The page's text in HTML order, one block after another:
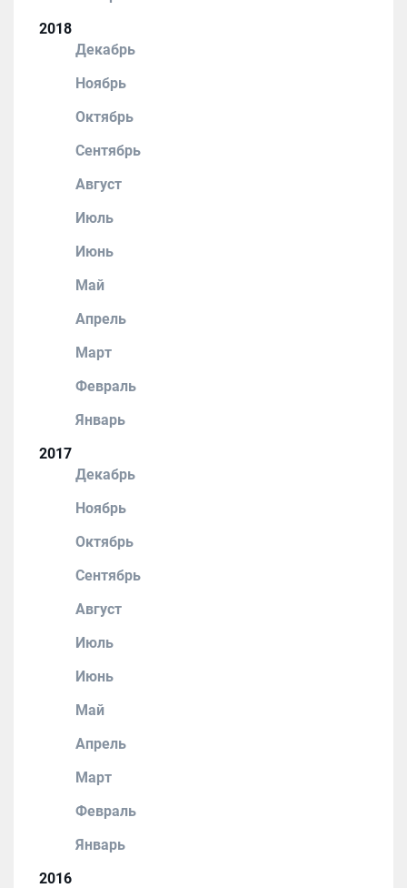
2018
Декабрь
Ноябрь
Октябрь
Сентябрь
Август
Июль
Июнь
Май
Апрель
Март
Февраль
Январь
2017
Декабрь
Ноябрь
Октябрь
Сентябрь
Август
Июль
Июнь
Май
Апрель
Март
Февраль
Январь
2016